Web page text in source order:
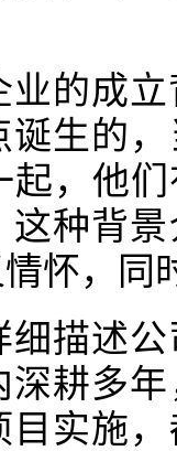
业的成
诞生的
起，他
这种背
怀，同
细描述
深耕多
目实施